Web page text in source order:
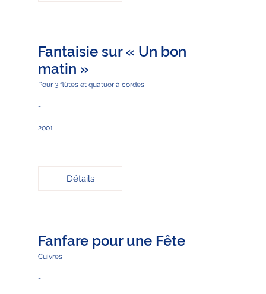
Fantaisie sur « Un bon
matin »
Pour 3 flûtes et quatuor à cordes
-
2001
Détails
Fanfare pour une Fête
Cuivres
-